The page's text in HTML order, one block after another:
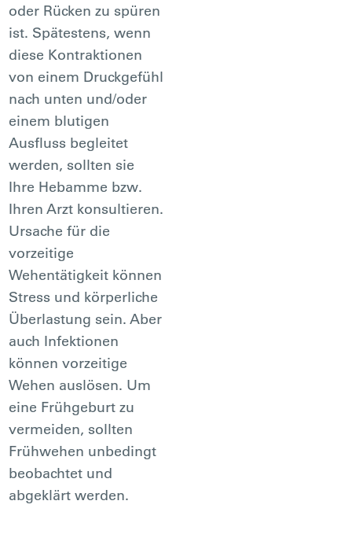
oder Rücken zu spüren
ist. Spätestens, wenn
diese Kontraktionen
von einem Druckgefühl
nach unten und/oder
einem blutigen
Ausfluss begleitet
werden, sollten sie
Ihre Hebamme bzw.
Ihren Arzt konsultieren.
Ursache für die
vorzeitige
Wehentätigkeit können
Stress und körperliche
Überlastung sein. Aber
auch Infektionen
können vorzeitige
Wehen auslösen. Um
eine Frühgeburt zu
vermeiden, sollten
Frühwehen unbedingt
beobachtet und
abgeklärt werden.